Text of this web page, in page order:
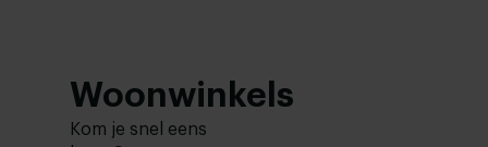
Woonwinkels
Kom je snel eens